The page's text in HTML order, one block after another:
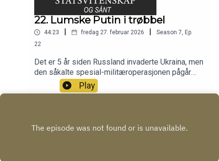
22. Lumske Putin i trøbbel
44:23 fredag 27. februar 2026 Season 7, Ep.
22
Det er 5 år siden Russland invaderte Ukraina, men
den såkalte spesial-militæroperasjonen pågår
fortsatt. Kan det være godt nytt for Putin?
Play